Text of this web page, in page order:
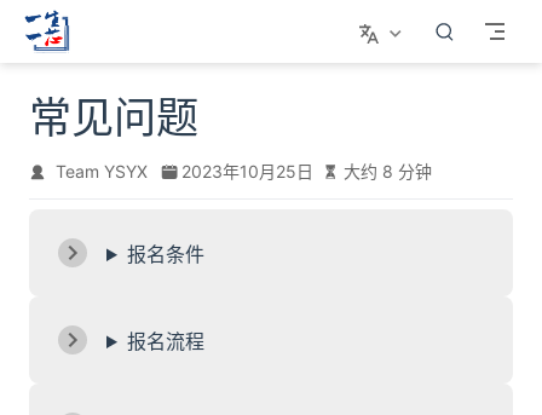
跳至主要內容
常见问题
Team YSYX 2023年10月25日 大约 8 分钟
报名条件
报名流程